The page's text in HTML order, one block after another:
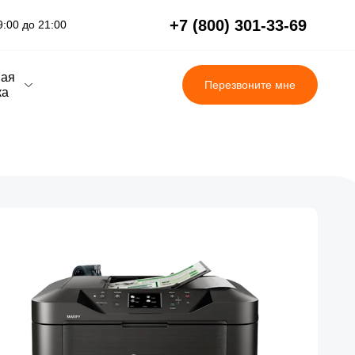
до 21:00 +7 (800) 301-33-69
Перезвоните мне